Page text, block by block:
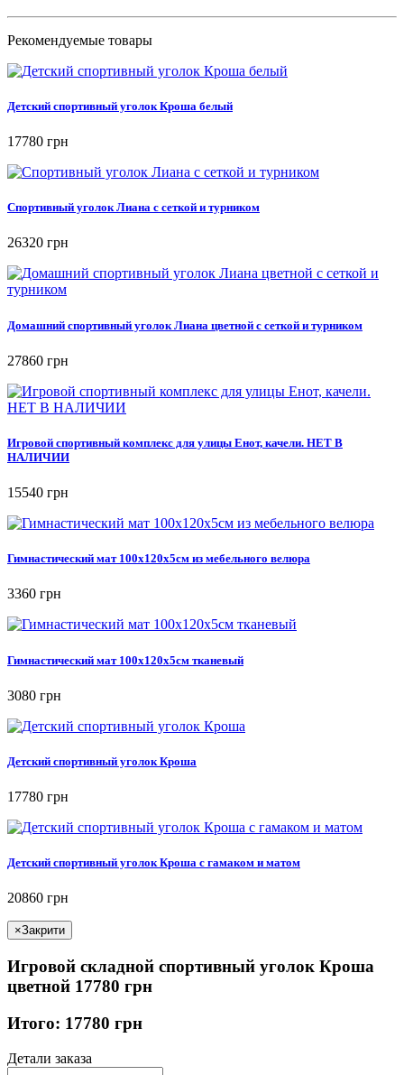
Рекомендуемые товары
Детский спортивный уголок Кроша белый
17780 грн
Спортивный уголок Лиана с сеткой и турником
26320 грн
Домашний спортивный уголок Лиана цветной с сеткой и турником
27860 грн
Игровой спортивный комплекс для улицы Енот, качели. НЕТ В
НАЛИЧИИ
15540 грн
Гимнастический мат 100х120х5см из мебельного велюра
3360 грн
Гимнастический мат 100х120х5см тканевый
3080 грн
Детский спортивный уголок Кроша
17780 грн
Детский спортивный уголок Кроша с гамаком и матом
20860 грн
×Закрити
Игровой складной спортивный уголок Кроша
цветной 17780 грн
Итого: 17780 грн
Детали заказа